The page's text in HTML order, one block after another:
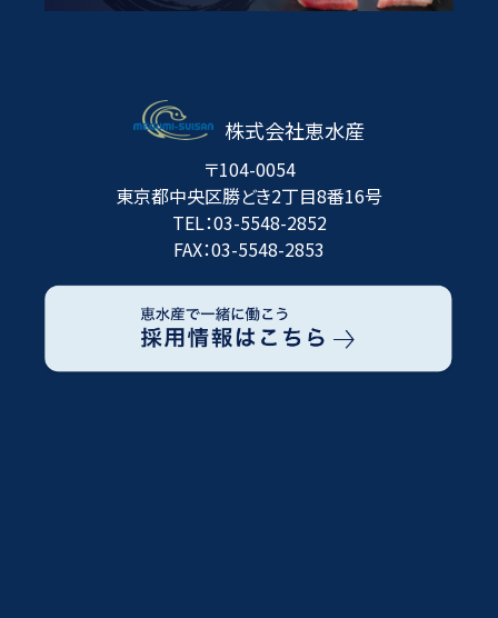
株式会社恵水産
〒104-0054
東京都中央区勝どき2丁目8番16号
TEL：03-5548-2852
FAX：03-5548-2853